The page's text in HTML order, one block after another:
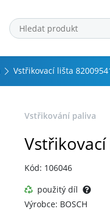
Vstřikovací lišta
Vstřikování paliva
Kód: 106046
použitý díl
Výrobce: BOSCH